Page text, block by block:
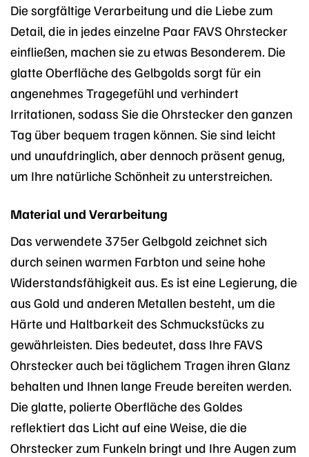
Die sorgfältige Verarbeitung und die Liebe zum
Detail, die in jedes einzelne Paar FAVS Ohrstecker
einfließen, machen sie zu etwas Besonderem. Die
glatte Oberfläche des Gelbgolds sorgt für ein
angenehmes Tragegefühl und verhindert
Irritationen, sodass Sie die Ohrstecker den ganzen
Tag über bequem tragen können. Sie sind leicht
und unaufdringlich, aber dennoch präsent genug,
um Ihre natürliche Schönheit zu unterstreichen.
Material und Verarbeitung
Das verwendete 375er Gelbgold zeichnet sich
durch seinen warmen Farbton und seine hohe
Widerstandsfähigkeit aus. Es ist eine Legierung, die
aus Gold und anderen Metallen besteht, um die
Härte und Haltbarkeit des Schmuckstücks zu
gewährleisten. Dies bedeutet, dass Ihre FAVS
Ohrstecker auch bei täglichem Tragen ihren Glanz
behalten und Ihnen lange Freude bereiten werden.
Die glatte, polierte Oberfläche des Goldes
reflektiert das Licht auf eine Weise, die die
Ohrstecker zum Funkeln bringt und Ihre Augen zum